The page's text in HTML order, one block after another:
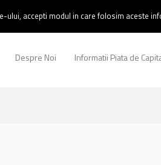
Despre Noi Informatii Piata de
accepti modul in care folosim aceste